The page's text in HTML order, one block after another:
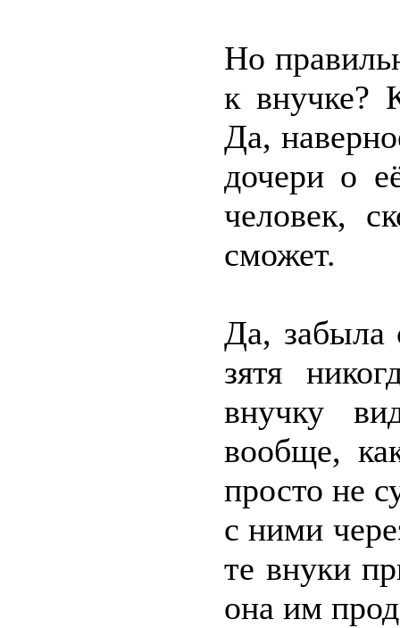
Но
к внучке?
Да,
дочери о
человек,
сможет.
Да, забыла
зятя
внучку
вообще,
просто не
с ними
те внуки
она им